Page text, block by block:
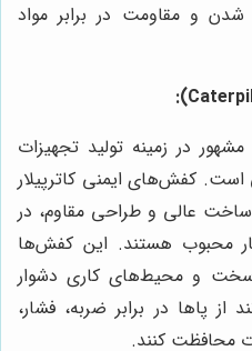
و مقاومت در برابر مواد
در زمینه تولید تجهیزات
کفش‌های ایمنی کاترپیلار
ساخت عالی و طراحی مقاوم، در
محبوب هستند. این کفش‌ها
سخت و محیط‌های کاری دشوار
پاها در برابر ضربه، فشار،
محافظت کنند.